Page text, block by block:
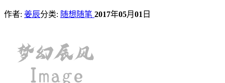
作者: 姜辰分类: 随想随笔 2017年05月 01 日